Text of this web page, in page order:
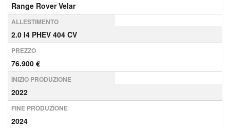
Range Rover Velar
ALLESTIMENTO
2.0 I4 PHEV 404 CV
PREZZO
76.900 €
INIZIO PRODUZIONE
2022
FINE PRODUZIONE
2024